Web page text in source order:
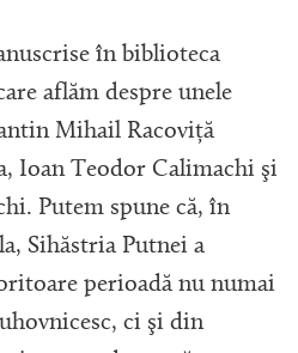
în biblioteca
aflăm despre unele
Mihail Racoviță
Ioan Teodor Calimachi şi
Putem spune că, în
Sihăstria Putnei a
perioadă nu numai
ci şi din